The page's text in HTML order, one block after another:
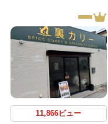
11,866ビュー